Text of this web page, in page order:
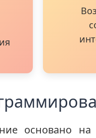
основано